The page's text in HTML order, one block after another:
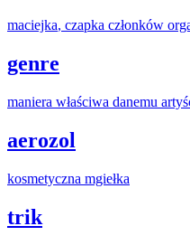
maciejka, czapka członków
genre
maniera właściwa danemu
aerozol
kosmetyczna mgiełka
trik